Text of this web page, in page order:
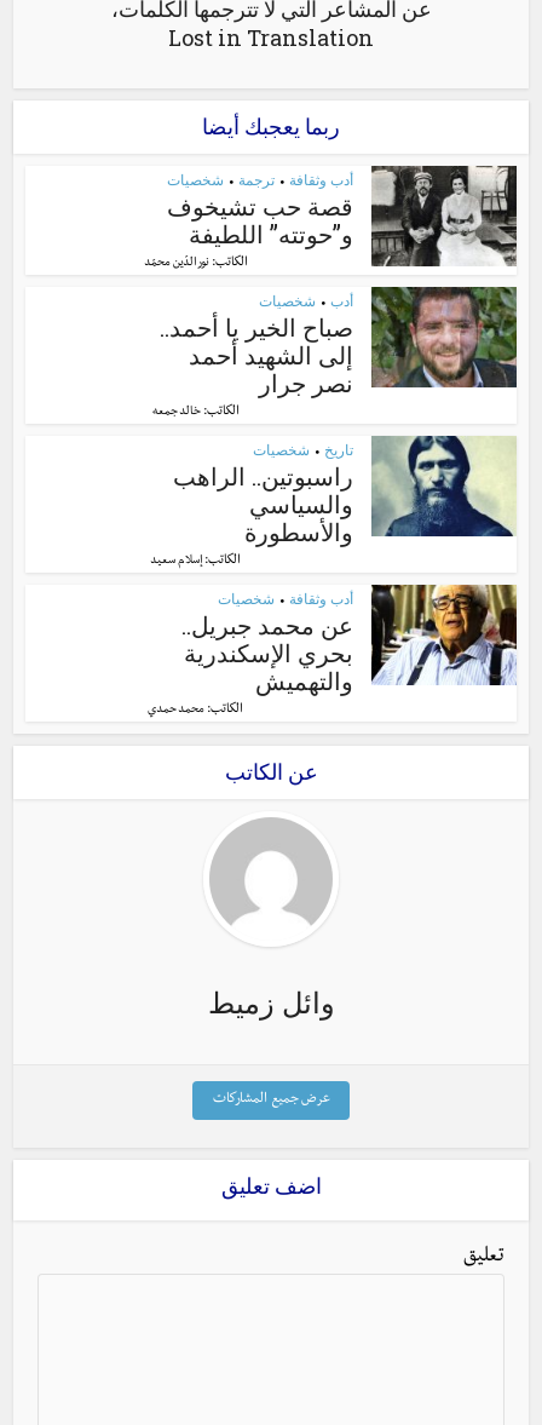
عن المشاعر التي لا تترجمها الكلمات،
Lost in Translation
ربما يعجبك أيضا
أدب وثقافة • ترجمة • شخصيات
قصة حب تشيخوف
و”حوتته” اللطيفة
الكاتب:نور الدّين محمّد
أدب • شخصيات
صباح الخير يا أحمد..
إلى الشهيد أحمد
نصر جرار
الكاتب:خالد جمعه
تاريخ • شخصيات
راسبوتين.. الراهب
والسياسي
والأسطورة
الكاتب: إسلام سعيد
أدب وثقافة • شخصيات
عن محمد جبريل..
بحري الإسكندرية
والتهميش
الكاتب: محمد حمدي
عن الكاتب
وائل زميط
عرض جميع المشاركات
اضف تعليق
تعليق